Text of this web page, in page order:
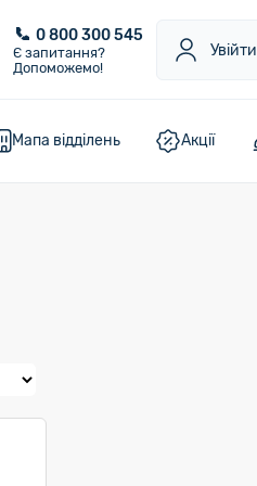
0 800 300 545
Є запитання?
Допоможемо!
Увійти
Мапа відділень Акції